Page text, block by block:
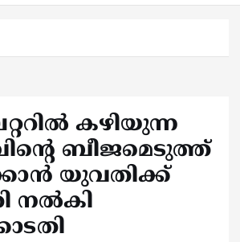
News Portal
കഴിയുന്ന
ബീജമെടുത്ത്
യുവതിക്ക്
നൽകി